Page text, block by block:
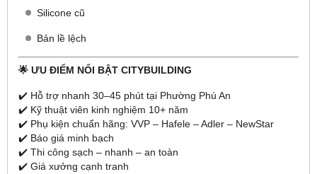
Silicone cũ
Bản lề lệch
🌟 ƯU ĐIỂM NỔI BẬT CITYBUILDING
✔️ Hỗ trợ nhanh 30–45 phút tại Phường Phú An
✔️ Kỹ thuật viên kinh nghiệm 10+ năm
✔️ Phụ kiện chuẩn hãng: VVP – Hafele – Adler – NewStar
✔️ Báo giá minh bạch
✔️ Thi công sạch – nhanh – an toàn
✔️ Giá xưởng cạnh tranh